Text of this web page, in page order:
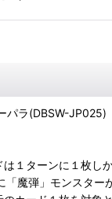
パラ(DBSW-JP025)
１ターンに１枚し
魔弾」モンスター